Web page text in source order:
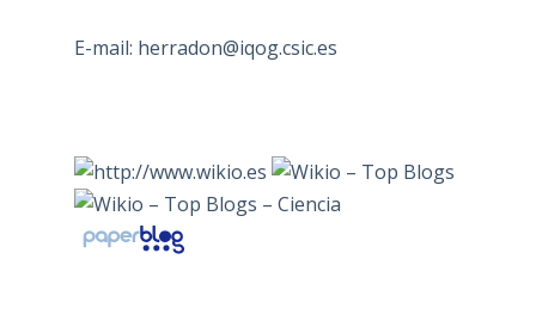
E-mail: herradon@iqog.csic.es